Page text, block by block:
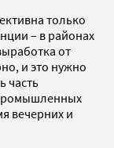
только
– в районах
от
и это нужно
часть
вечерних и